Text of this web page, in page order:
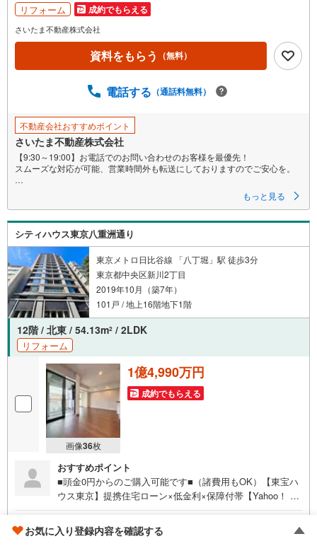
マ
ペ
ジ
存
す
る
リフォーム 成約でもらえる
さいたま不動産株式会社
資料をもらう （無料）
電話する （通話料無料）
不動産会社おすすめポイント
さいたま不動産株式会社
【9:30～19:00】お電話でのお問い合わせのお客様を最優先！
スムーズな対応が可能、営業時間外も転送にしておりますのでご安心を。
■南・西・北と開放感溢れる角部屋。見晴らし良好です。
■安心のオートロック・エレベーター完備（1F/4F/6F停止階）
≪さいたま不動産よりお客様へ≫
【小さな会社ですが経験豊富なスタッフが全力対応！】
当社スタッフは色々な不動産会社で培ってきた経験実績があります。
大手には少ない迅速・丁寧・アットホームがモットーです。
【お買い替えや売却ご検討中のお客様も大歓迎!!】
さいたま市や川口市はもちろん、埼玉県は全域お任せ下さい。
福島県等の遠方や、事故物件や再建築不可物件の実績もあり。
当社直接の買い取りもしておりますのでご安心下さい！
もっと見る
シティハウス東京八重洲通り
東京メトロ日比谷線 「八丁堀」駅 徒歩3分
東京都中央区新川2丁目
2019年10月（築7年）
101戸 / 地上16階地下1階
12階 / 北東 / 54.13m2 / 2LDK
リフォーム
画像36枚
1億4,990万円
成約でもらえる
おすすめポイント
■頭金0円からのご購入可能です■（諸費用もOK）【東宝ハ
ウス東京】提携住宅ローン×低金利×保障付帯【Yahoo！ 不
動産キャンペーン対象店舗】当店で物件を成約するとPayP
ayボーナスライトがもらえる「Yahoo！ 不動産 物件ご成約
キャンペーン」の対象になります。「資料をもらう」「見
ゴールド推奨店
お気に入り登録内容を確認する